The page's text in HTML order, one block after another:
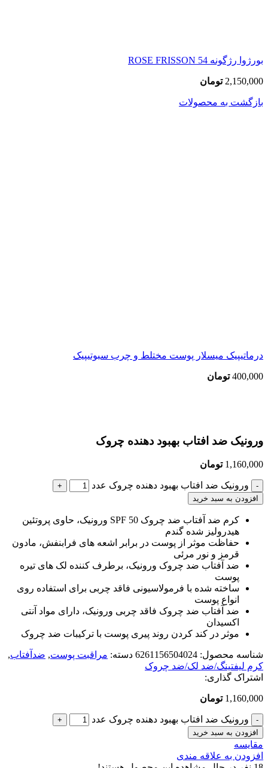
بورژوا رژگونه 54 ROSE FRISSON
2,150,000 تومان
بازگشت به محصولات
درماتیپیک میسلار پوست مختلط و چرب سبوتیپیک
400,000 تومان
ورونیک ضد افتاب بهبود دهنده چروک
1,160,000 تومان
ورونیک ضد افتاب بهبود دهنده چروک عدد
افزودن به سبد خرید
کرم ضد آفتاب ضد چروک SPF 50 ورونیک، حاوی پروتئین
هیدرولیز شده گندم
حفاظت موثر از پوست در برابر اشعه های فرابنفش، مادون
قرمز و نور مرئی
ضد آفتاب ضد چروک ورونیک، برطرف کننده لک های تیره
پوست
ساخته شده با فرمولاسیونی فاقد چربی برای استفاده روی
انواع پوست
ضد آفتاب ضد چروک فاقد چربی ورونیک، دارای مواد آنتی
اکسیدان
موثر در کند کردن روند پیری پوست با ترکیبات ضد چروک
شناسه محصول: 6261156504024 دسته: مراقبت پوست, ضدآفتاب,
کرم لیفتینگ/ضد لک/ضد چروک
اشتراک گذاری:
1,160,000 تومان
ورونیک ضد افتاب بهبود دهنده چروک عدد
افزودن به سبد خرید
مقایسه
افزودن به علاقه مندی